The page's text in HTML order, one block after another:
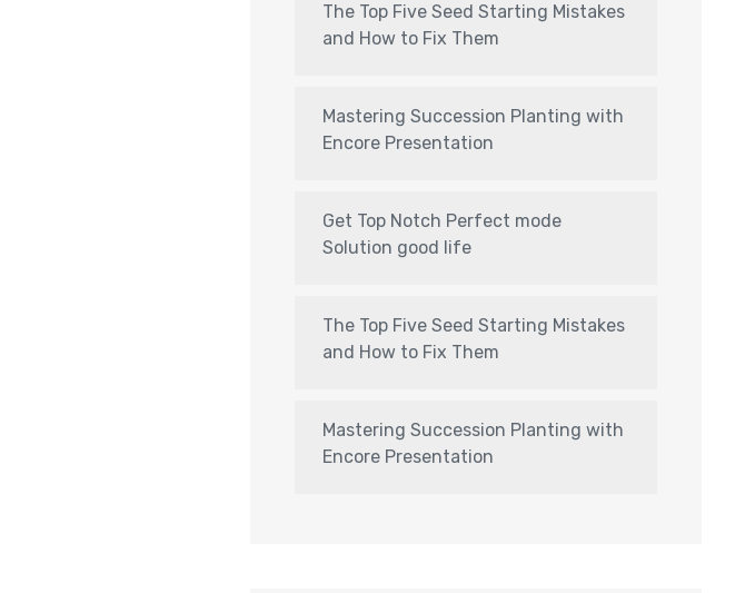
The Top Five Seed Starting Mistakes
and How to Fix Them
Mastering Succession Planting with
Encore Presentation
Get Top Notch Perfect mode
Solution good life
The Top Five Seed Starting Mistakes
and How to Fix Them
Mastering Succession Planting with
Encore Presentation